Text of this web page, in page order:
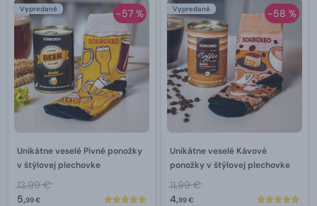
-57 %
Vypredané
Unikátne veselé Pivné ponožky
v štýlovej plechovke
13,99 €
5,99 €
-58 %
Vypredané
Unikátne veselé Kávové
ponožky v štýlovej plechovke
11,99 €
4,99 €